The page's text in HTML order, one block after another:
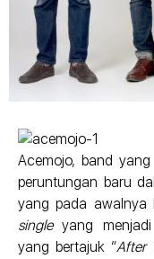
Acemojo, band
peruntungan baru
yang pada awalnya
singleyang menjadi
yang bertajuk “After